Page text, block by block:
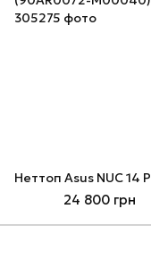
24 800 грн